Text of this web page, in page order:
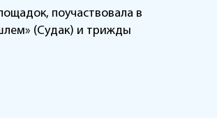
поучаствовала в
(Судак) и трижды